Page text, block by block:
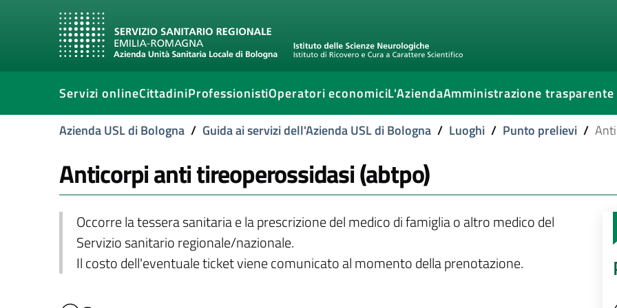
Servizi onlineCittadiniProfessionistiOperatori economiciL'AziendaAmministrazione trasparente
Azienda USL di Bologna / Guida ai servizi dell'Azienda USL di Bologna / Luoghi / Punto prelievi /
Anticorpi anti tireoperossidasi (abtpo)
Occorre la tessera sanitaria e la prescrizione del medico di famiglia o altro medico del
Servizio sanitario regionale/nazionale.
Il costo dell'eventuale ticket viene comunicato al momento della prenotazione.